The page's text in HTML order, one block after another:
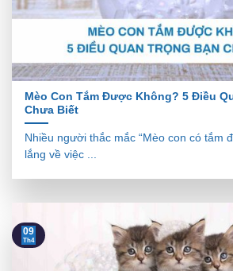
Mèo Con Tắm Được Không? 5 Điều
Chưa Biết
Nhiều người thắc mắc “Mèo con có tắm
lắng về việc ...
09
Th4